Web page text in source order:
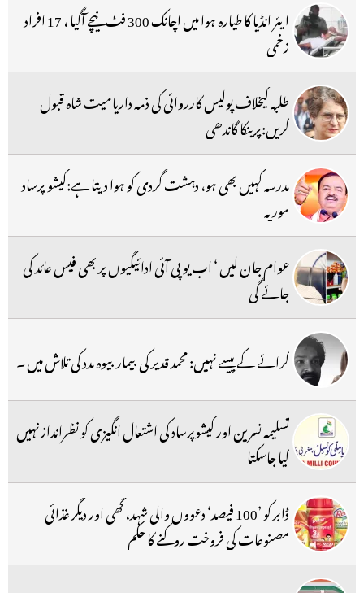
ایئر انڈیا کا طیارہ ہوا میں اچانک 300 فٹ نیچے آگیا ، 17 افراد
زخمی
طلبہ کیخلاف پولیس کارروائی کی ذمہ داریامیت شاہ قبول
کریں:پرینکا گاندھی
مدرسہ کہیں بھی ہو، دہشت گردی کو ہوا دیتا ہے:کیشو پرساد
موریہ
عوام جان لیں ‘ اب یو پی آئی ادائیگیوں پر بھی فیس عائد کی
جائے گی
کرائے کے پیسے نہیں: محمد قدیر کی بیمار بیوہ مدد کی تلاش میں ۔
تسلیمہ نسرین اور کیشوپرساد کی اشتعال انگیزی کو نظرانداز نہیں
کیا جاسکتا
ڈابر کو ’100 فیصد‘ دعووں والی شہد، گھی اور دیگر غذائی
مصنوعات کی فروخت روکنے کا حکم